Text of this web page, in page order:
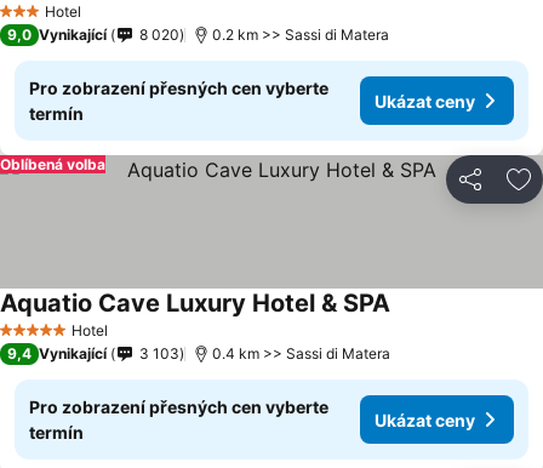
3 Počet hvězdiček
Hotel
9,0 Vynikající 8 020 0.2 km >> Sassi di Matera
Pro zobrazení přesných cen vyberte
termín
Ukázat ceny
Sdílet
Oblíbená volba
5 Počet hvězdiček
Hotel
Aquatio Cave Luxury Hotel & SPA
9,4 Vynikající 3 103 0.4 km >> Sassi di Matera
Pro zobrazení přesných cen vyberte
termín
Ukázat ceny